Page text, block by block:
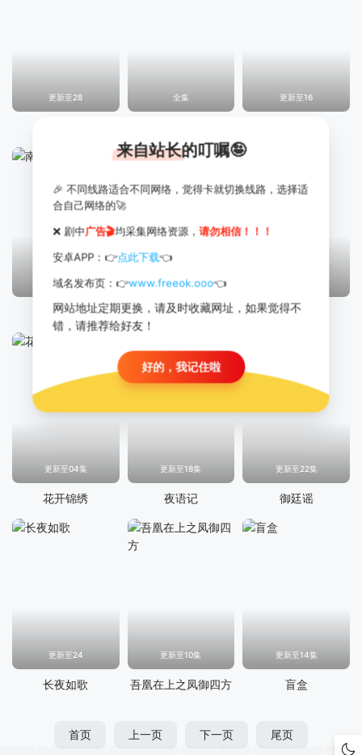
更新至28 全集 更新至16
更新至15
南戏
更新至04
记忆管理局 九门
更新至04集
花开锦绣
更新至18集
夜语记
更新至22集
御廷谣
更新至24
长夜如歌
更新至10集
吾凰在上之凤御四方
更新至14集
盲盒
首页 上一页 下一页 尾页
来自站长的叮嘱🤪
🎉 不同线路适合不同网络，觉得卡就切换线路，选择适
合自己网络的🚀
❌ 剧中广告🎬均采集网络资源，请勿相信！！！
安卓APP：👉点此下载👈
域名发布页：👉www.freeok.ooo👈
网站地址定期更换，请及时收藏网址，如果觉得不
错，请推荐给好友！
好的，我记住啦